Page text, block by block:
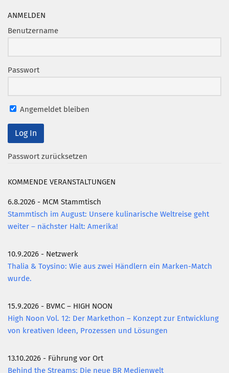
ANMELDEN
Benutzername
Passwort
Angemeldet bleiben
Passwort zurücksetzen
KOMMENDE VERANSTALTUNGEN
6.8.2026 - MCM Stammtisch
Stammtisch im August: Unsere kulinarische Weltreise geht
weiter – nächster Halt: Amerika!
10.9.2026 - Netzwerk
Thalia & Toysino: Wie aus zwei Händlern ein Marken-Match
wurde.
15.9.2026 - BVMC – HIGH NOON
High Noon Vol. 12: Der Markethon – Konzept zur Entwicklung
von kreativen Ideen, Prozessen und Lösungen
13.10.2026 - Führung vor Ort
Behind the Streams: Die neue BR Medienwelt